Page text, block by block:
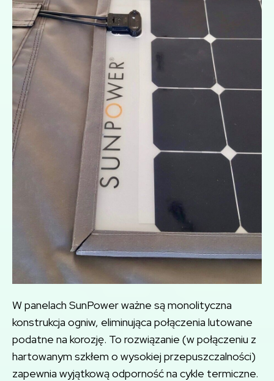
W panelach SunPower ważne są monolityczna
konstrukcja ogniw, eliminująca połączenia lutowane
podatne na korozję. To rozwiązanie (w połączeniu z
hartowanym szkłem o wysokiej przepuszczalności)
zapewnia wyjątkową odporność na cykle termiczne.